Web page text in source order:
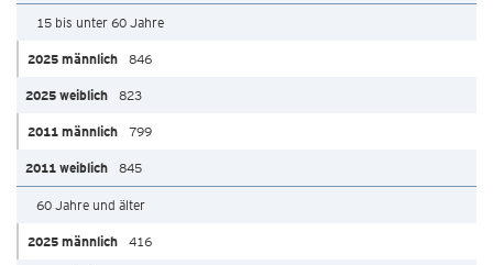
15 bis unter 60 Jahre
846
823
799
845
60 Jahre und älter
416